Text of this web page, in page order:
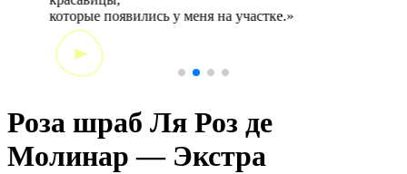
которые появились у меня на участке.»
Роза шраб Ля Роз де
Молинар — Экстра